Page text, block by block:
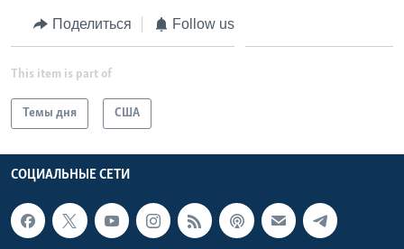
Поделиться Follow us
This item is part of
Темы дня США
СОЦИАЛЬНЫЕ СЕТИ